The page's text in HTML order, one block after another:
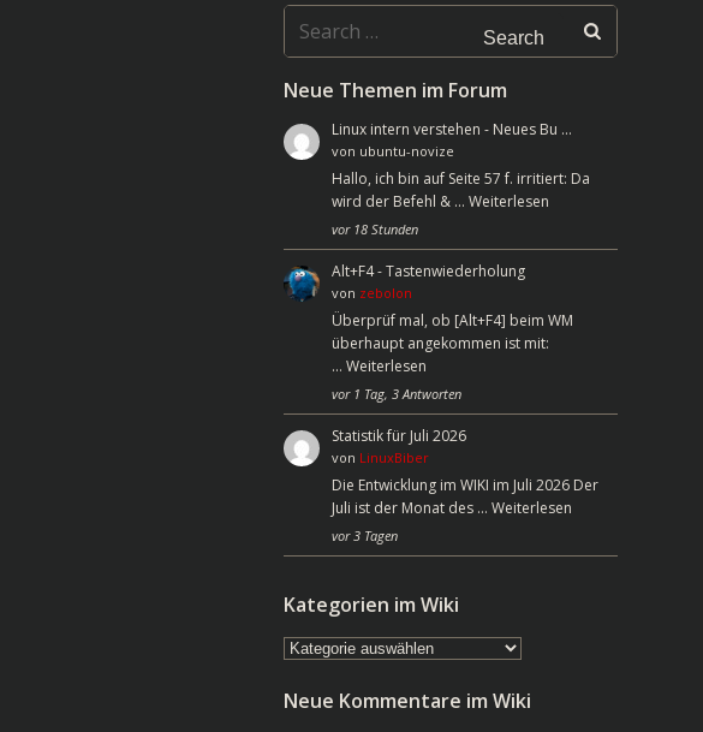
Search
for:
Neue Themen im Forum
Linux intern verstehen - Neues Bu …
von ubuntu-novize
Hallo, ich bin auf Seite 57 f. irritiert: Da
wird der Befehl & … Weiterlesen
vor 18 Stunden
Alt+F4 - Tastenwiederholung
von zebolon
Überprüf mal, ob [Alt+F4] beim WM
überhaupt angekommen ist mit:
… Weiterlesen
vor 1 Tag, 3 Antworten
Statistik für Juli 2026
von LinuxBiber
Die Entwicklung im WIKI im Juli 2026 Der
Juli ist der Monat des … Weiterlesen
vor 3 Tagen
Kategorien im Wiki
Kategorien
Wiki
Neue Kommentare im Wiki